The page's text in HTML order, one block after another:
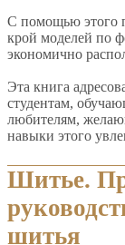
С помощью этого
крой моделей по
экономично
Эта книга
студентам,
любителям,
навыки этого
Шитье.
шитья